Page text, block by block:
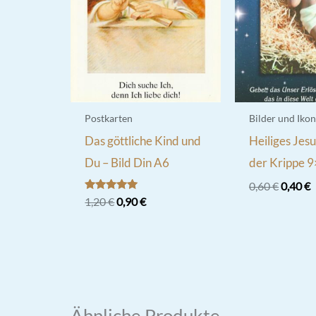
Postkarten
Das göttliche Kind und
Du – Bild Din A6
Bewertet
mit
1,20€Ursprünglicher
0,90€Aktueller
Bilder und
Heiliges
der Krippe
0,60€0,40€